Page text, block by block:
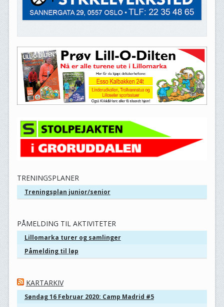
TRENINGSPLANER
Treningsplan junior/senior
PÅMELDING TIL AKTIVITETER
Lillomarka turer og samlinger
Påmelding til løp
KARTARKIV
Søndag 16 Februar 2020: Camp Madrid #5